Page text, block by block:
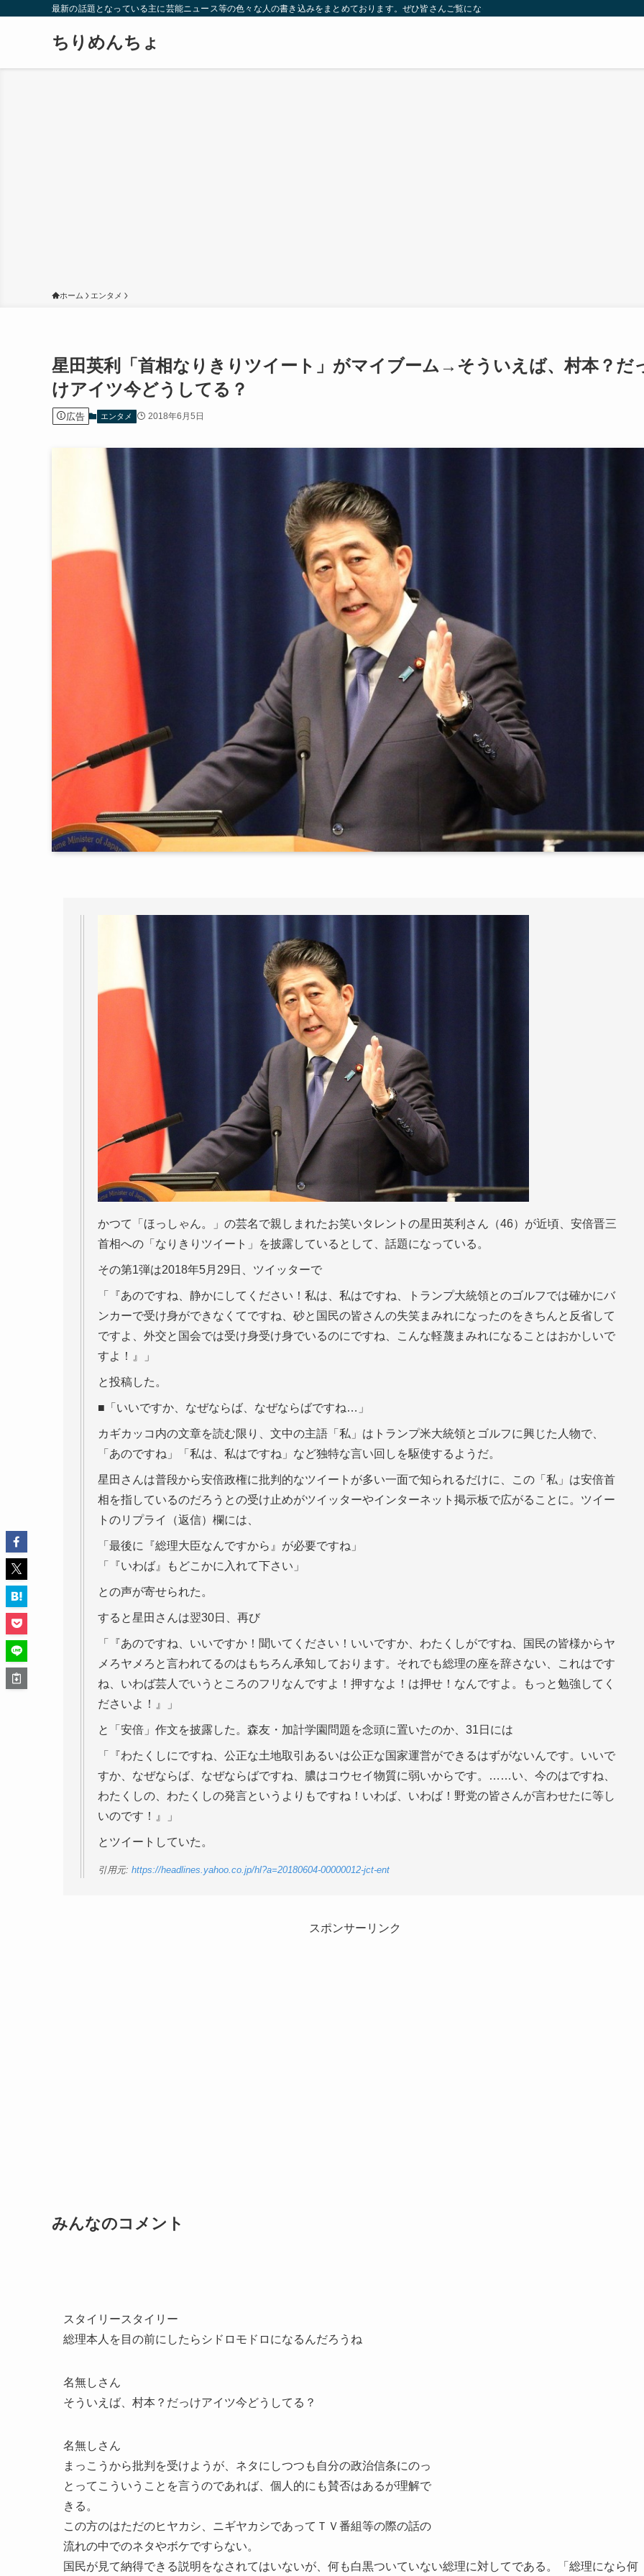
最新の話題となっている主に芸能ニュース等の色々な人の書き込みをまとめております。ぜひ皆さんご覧になっていってください。
ちりめんちょ
ホーム エンタメ
星田英利「首相なりきりツイート」がマイブーム→そういえば、村本？だ
けアイツ今どうしてる？
広告 エンタメ 2018年6月5日
かつて「ほっしゃん。」の芸名で親しまれたお笑いタレントの星田英利さん（46）が近頃、安倍晋三
首相への「なりきりツイート」を披露しているとして、話題になっている。
その第1弾は2018年5月29日、ツイッターで
「『あのですね、静かにしてください！私は、私はですね、トランプ大統領とのゴルフでは確かにバ
ンカーで受け身ができなくてですね、砂と国民の皆さんの失笑まみれになったのをきちんと反省して
ですよ、外交と国会では受け身受け身でいるのにですね、こんな軽蔑まみれになることはおかしいで
すよ！』」
と投稿した。
■「いいですか、なぜならば、なぜならばですね…」
カギカッコ内の文章を読む限り、文中の主語「私」はトランプ米大統領とゴルフに興じた人物で、
「あのですね」「私は、私はですね」など独特な言い回しを駆使するようだ。
星田さんは普段から安倍政権に批判的なツイートが多い一面で知られるだけに、この「私」は安倍首
相を指しているのだろうとの受け止めがツイッターやインターネット掲示板で広がることに。ツイー
トのリプライ（返信）欄には、
「最後に『総理大臣なんですから』が必要ですね」
「『いわば』もどこかに入れて下さい」
との声が寄せられた。
すると星田さんは翌30日、再び
「『あのですね、いいですか！聞いてください！いいですか、わたくしがですね、国民の皆様からヤ
メろヤメろと言われてるのはもちろん承知しております。それでも総理の座を辞さない、これはです
ね、いわば芸人でいうところのフリなんですよ！押すなよ！は押せ！なんですよ。もっと勉強してく
ださいよ！』」
と「安倍」作文を披露した。森友・加計学園問題を念頭に置いたのか、31日には
「『わたくしにですね、公正な土地取引あるいは公正な国家運営ができるはずがないんです。いいで
すか、なぜならば、なぜならばですね、膿はコウセイ物質に弱いからです。……い、今のはですね、
わたくしの、わたくしの発言というよりもですね！いわば、いわば！野党の皆さんが言わせたに等し
いのです！』」
とツイートしていた。
引用元: https://headlines.yahoo.co.jp/hl?a=20180604-00000012-jct-ent
スポンサーリンク
みんなのコメント
スタイリースタイリー
総理本人を目の前にしたらシドロモドロになるんだろうね
名無しさん
そういえば、村本？だっけアイツ今どうしてる？
名無しさん
まっこうから批判を受けようが、ネタにしつつも自分の政治信条にのっ
とってこういうことを言うのであれば、個人的にも賛否はあるが理解で
きる。
この方のはただのヒヤカシ、ニギヤカシであってＴＶ番組等の際の話の
流れの中でのネタやボケですらない。
国民が見て納得できる説明をなされてはいないが、何も白黒ついていない総理に対してである。「総理になら何